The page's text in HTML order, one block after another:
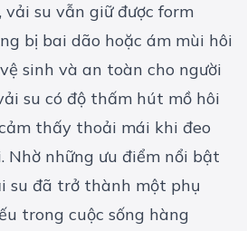
su vẫn giữ được form
bị bai dão hoặc ám mùi hôi
sinh và an toàn cho người
su có độ thấm hút mồ hôi
thấy thoải mái khi đeo
Nhờ những ưu điểm nổi bật
su đã trở thành một phụ
trong cuộc sống hàng